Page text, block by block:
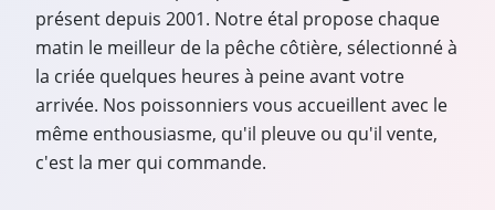
présent depuis 2001. Notre étal propose chaque
matin le meilleur de la pêche côtière, sélectionné à
la criée quelques heures à peine avant votre
arrivée. Nos poissonniers vous accueillent avec le
même enthousiasme, qu'il pleuve ou qu'il vente,
c'est la mer qui commande.